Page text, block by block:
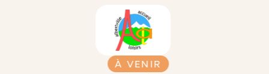
À VENIR